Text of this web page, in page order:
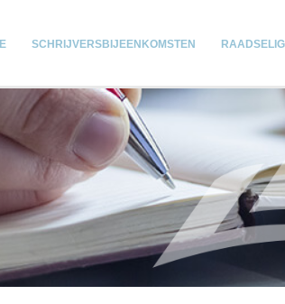
SCHRIJVERSBIJEENKOMSTEN